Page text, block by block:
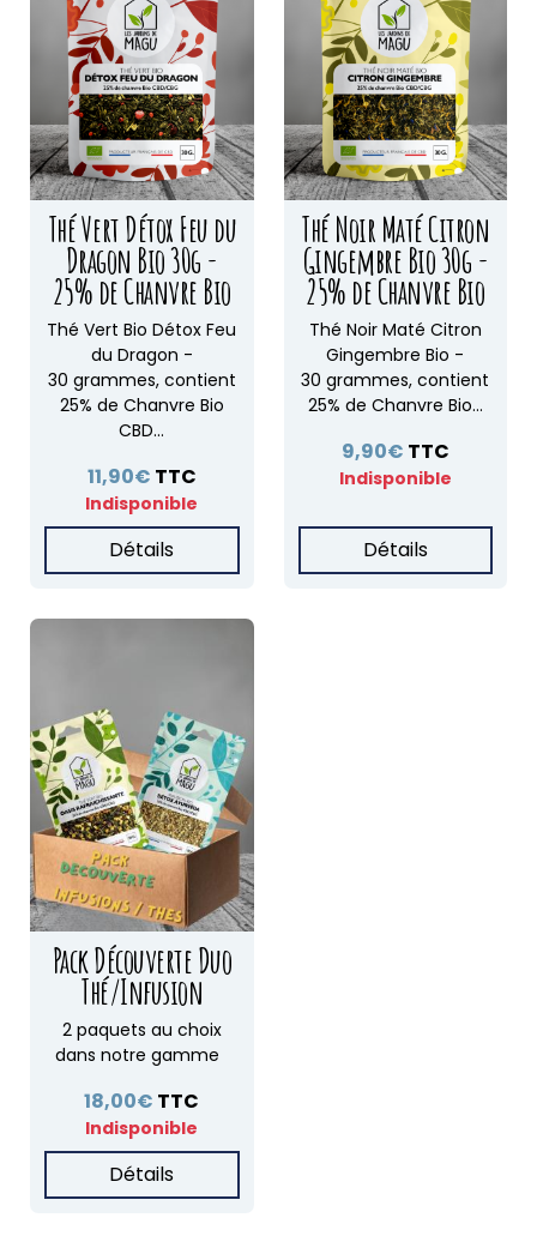
Thé Vert Détox Feu du
Dragon Bio 30g -
25% de Chanvre Bio
Thé Vert Bio Détox Feu
du Dragon -
30 grammes, contient
25% de Chanvre Bio
CBD...
11,90€ TTC
Indisponible
Détails
Thé Noir Maté Citron
Gingembre Bio 30g -
25% de Chanvre Bio
Thé Noir Maté Citron
Gingembre Bio -
30 grammes, contient
25% de Chanvre Bio...
9,90€ TTC
Indisponible
Détails
Pack Découverte Duo
Thé/Infusion
2 paquets au choix
dans notre gamme
18,00€ TTC
Indisponible
Détails